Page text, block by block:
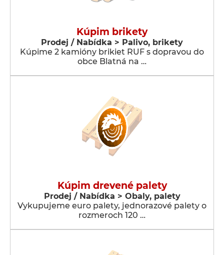
Kúpim brikety
Prodej / Nabídka > Palivo, brikety
Kúpime 2 kamióny brikiet RUF s dopravou do
obce Blatná na …
Kúpim drevené palety
Prodej / Nabídka > Obaly, palety
Vykupujeme euro palety, jednorazové palety o
rozmeroch 120 …